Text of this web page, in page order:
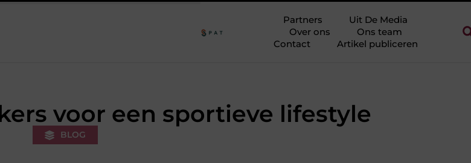
lifestyle
Partners
Uit De Media
Over ons
Ons team
Contact
Artikel publiceren
voor een sportieve lifestyle
BLOG